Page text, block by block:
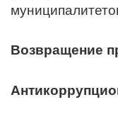
Возвращение